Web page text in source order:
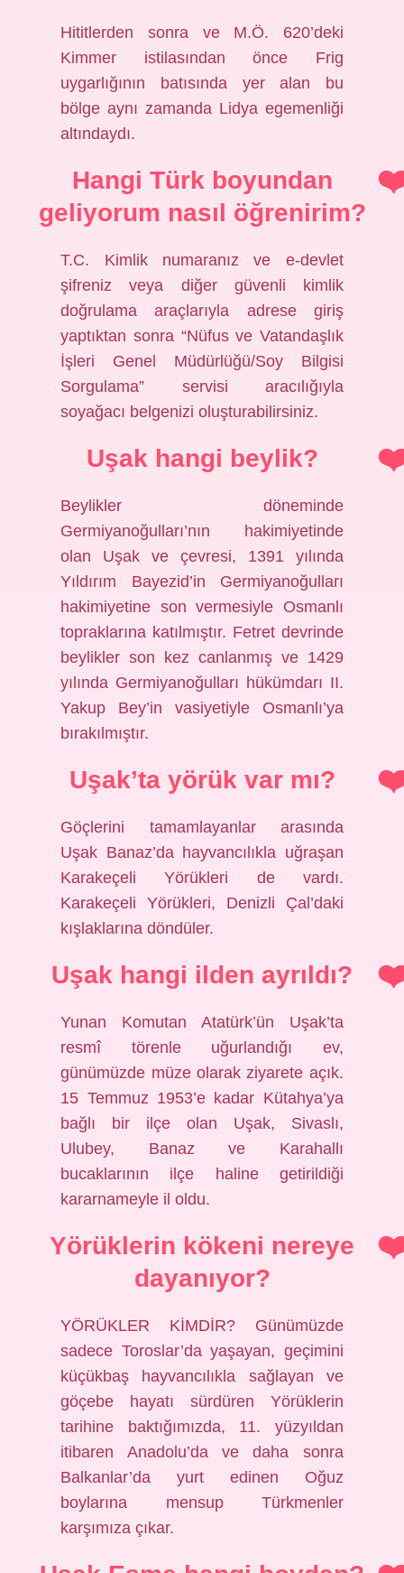
Hititlerden sonra ve M.Ö. 620’deki
Kimmer istilasından önce Frig
uygarlığının batısında yer alan bu
bölge aynı zamanda Lidya egemenliği
altındaydı.
Hangi Türk boyundan
geliyorum nasıl öğrenirim?
T.C. Kimlik numaranız ve e-devlet
şifreniz veya diğer güvenli kimlik
doğrulama araçlarıyla adrese giriş
yaptıktan sonra “Nüfus ve Vatandaşlık
İşleri Genel Müdürlüğü/Soy Bilgisi
Sorgulama” servisi aracılığıyla
soyağacı belgenizi oluşturabilirsiniz.
Uşak hangi beylik?
Beylikler döneminde
Germiyanoğulları’nın hakimiyetinde
olan Uşak ve çevresi, 1391 yılında
Yıldırım Bayezid’in Germiyanoğulları
hakimiyetine son vermesiyle Osmanlı
topraklarına katılmıştır. Fetret devrinde
beylikler son kez canlanmış ve 1429
yılında Germiyanoğulları hükümdarı II.
Yakup Bey’in vasiyetiyle Osmanlı’ya
bırakılmıştır.
Uşak’ta yörük var mı?
Göçlerini tamamlayanlar arasında
Uşak Banaz’da hayvancılıkla uğraşan
Karakeçeli Yörükleri de vardı.
Karakeçeli Yörükleri, Denizli Çal’daki
kışlaklarına döndüler.
Uşak hangi ilden ayrıldı?
Yunan Komutan Atatürk’ün Uşak’ta
resmî törenle uğurlandığı ev,
günümüzde müze olarak ziyarete açık.
15 Temmuz 1953’e kadar Kütahya’ya
bağlı bir ilçe olan Uşak, Sivaslı,
Ulubey, Banaz ve Karahallı
bucaklarının ilçe haline getirildiği
kararnameyle il oldu.
Yörüklerin kökeni nereye
dayanıyor?
YÖRÜKLER KİMDİR? Günümüzde
sadece Toroslar’da yaşayan, geçimini
küçükbaş hayvancılıkla sağlayan ve
göçebe hayatı sürdüren Yörüklerin
tarihine baktığımızda, 11. yüzyıldan
itibaren Anadolu’da ve daha sonra
Balkanlar’da yurt edinen Oğuz
boylarına mensup Türkmenler
karşımıza çıkar.